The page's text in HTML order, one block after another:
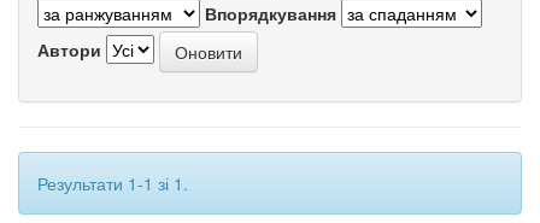
Впорядкування
Автори
Результати 1-1 зі 1.